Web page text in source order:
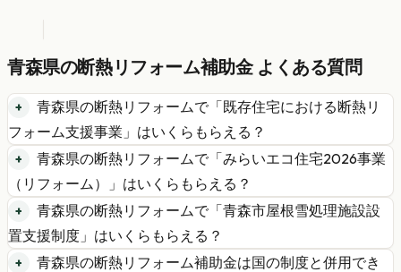
青森県の断熱リフォーム補助金 よくある質問
青森県の断熱リフォームで「既存住宅における断熱リ
フォーム支援事業 」はいくらもらえる？
青森県の断熱リフォームで「みらいエコ住宅2026事業
（リフォーム）
」はいくらもらえる？
青森県の断熱リフォームで「青森市屋根雪処理施設設
置支援制度 」はいくらもらえる？
青森県の断熱リフォーム補助金は国の制度と併用でき